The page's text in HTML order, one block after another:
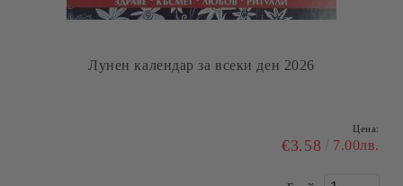
Лунен календар за всеки ден 2026
Цена:
€3.58 7.00лв.